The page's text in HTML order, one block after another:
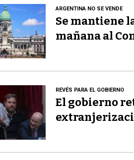
ARGENTINA NO SE VENDE
Se mantiene
mañana al
REVÉS PARA EL GOBIERNO
El gobierno